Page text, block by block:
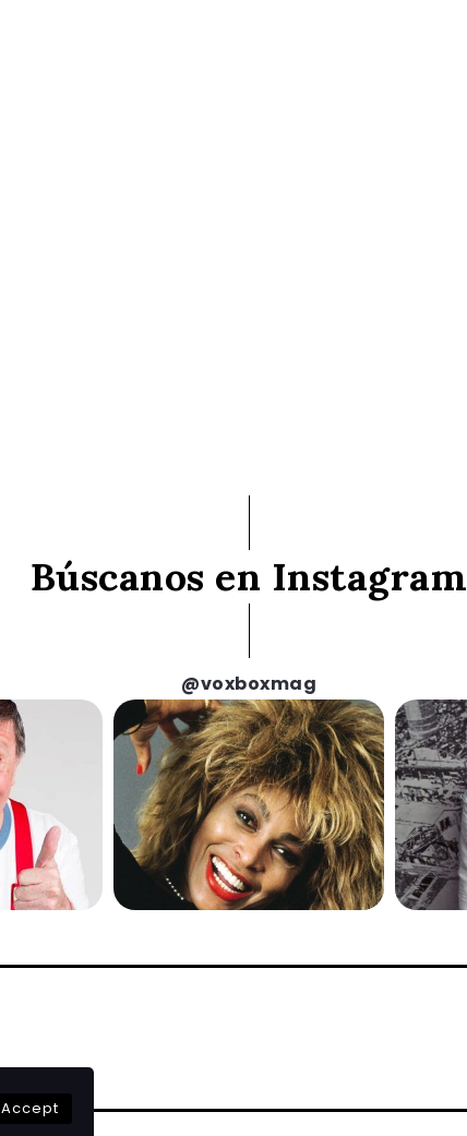
Búscanos en Instagram
@voxboxmag
Accept